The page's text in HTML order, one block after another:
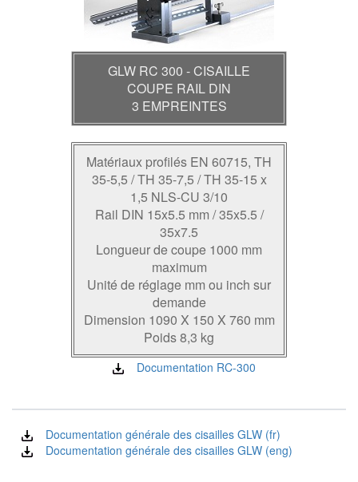
GLW RC 300 - CISAILLE
COUPE RAIL DIN
3 EMPREINTES
Matériaux profilés EN 60715, TH
35-5,5 / TH 35-7,5 / TH 35-15 x
1,5 NLS-CU 3/10
Rail DIN 15x5.5 mm / 35x5.5 /
35x7.5
Longueur de coupe 1000 mm
maximum
Unité de réglage mm ou inch sur
demande
Dimension 1090 X 150 X 760 mm
Poids 8,3 kg
Documentation RC-300
Documentation générale des cisailles GLW (fr)
Documentation générale des cisailles GLW (eng)